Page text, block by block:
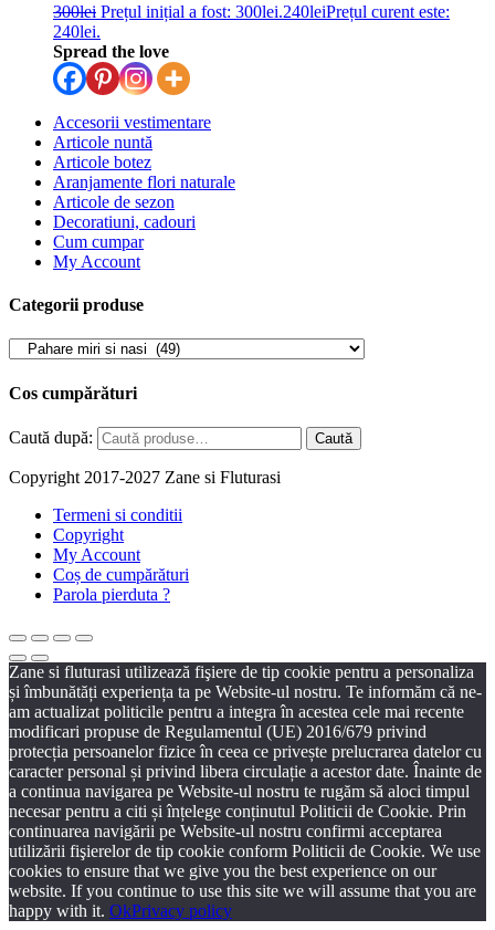
300lei Prețul inițial a fost: 300lei.240leiPrețul curent este:
240lei.
Spread the love
Accesorii vestimentare
Articole nuntă
Articole botez
Aranjamente flori naturale
Articole de sezon
Decoratiuni, cadouri
Cum cumpar
My Account
Categorii produse
Cos cumpărături
Caută după: Caută
Copyright 2017-2027 Zane si Fluturasi
Termeni si conditii
Copyright
My Account
Coș de cumpărături
Parola pierduta ?
Zane si fluturasi utilizează fişiere de tip cookie pentru a personaliza
și îmbunătăți experiența ta pe Website-ul nostru. Te informăm că ne-
am actualizat politicile pentru a integra în acestea cele mai recente
modificari propuse de Regulamentul (UE) 2016/679 privind
protecția persoanelor fizice în ceea ce privește prelucrarea datelor cu
caracter personal și privind libera circulație a acestor date. Înainte de
a continua navigarea pe Website-ul nostru te rugăm să aloci timpul
necesar pentru a citi și înțelege conținutul Politicii de Cookie. Prin
continuarea navigării pe Website-ul nostru confirmi acceptarea
utilizării fişierelor de tip cookie conform Politicii de Cookie. We use
cookies to ensure that we give you the best experience on our
website. If you continue to use this site we will assume that you are
happy with it. OkPrivacy policy